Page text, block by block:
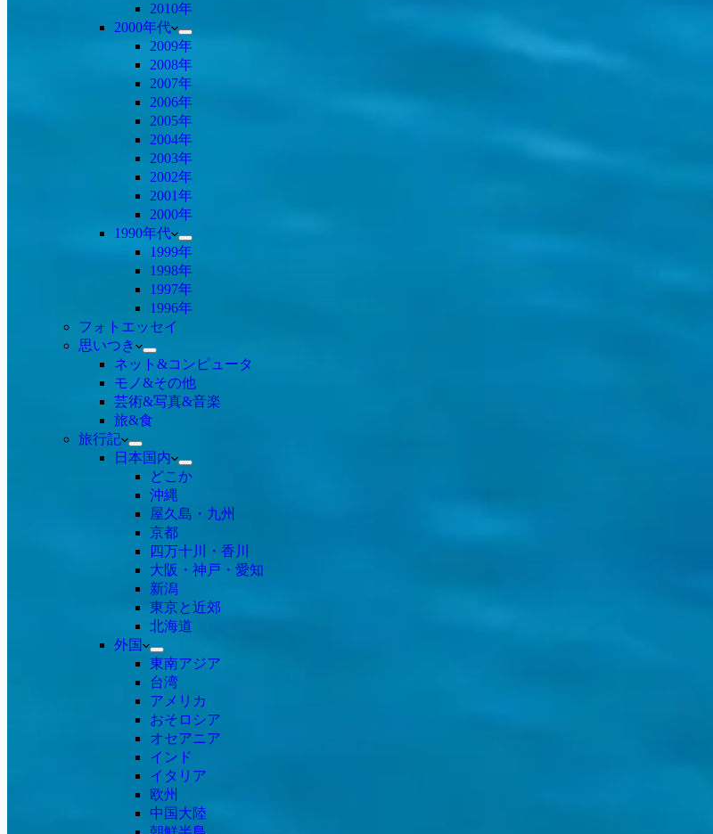
2010年
2000年代
2009年
2008年
2007年
2006年
2005年
2004年
2003年
2002年
2001年
2000年
1990年代
1999年
1998年
1997年
1996年
フォトエッセイ
思いつき
ネット&コンピュータ
モノ&その他
芸術&写真&音楽
旅&食
旅行記
日本国内
どこか
沖縄
屋久島・九州
京都
四万十川・香川
大阪・神戸・愛知
新潟
東京と近郊
北海道
外国
東南アジア
台湾
アメリカ
おそロシア
オセアニア
インド
イタリア
欧州
中国大陸